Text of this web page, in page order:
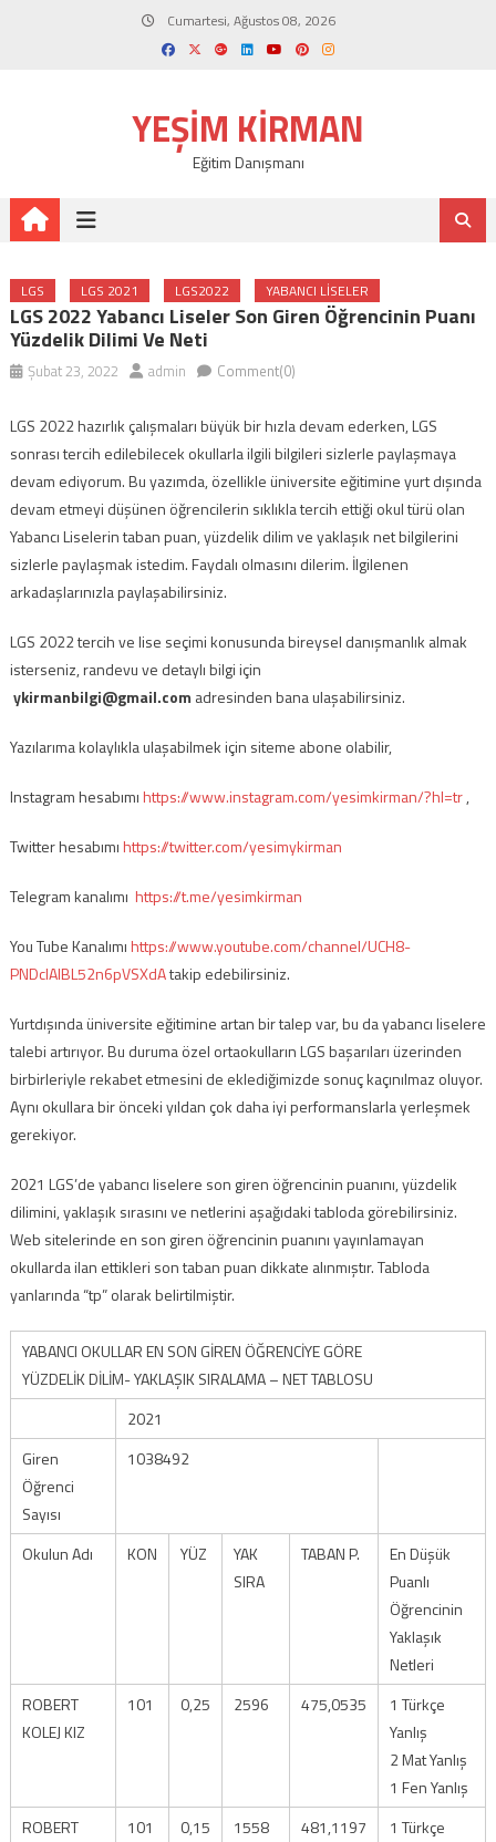
Cumartesi, Ağustos 08, 2026
YEŞIM KIRMAN
Eğitim Danışmanı
LGS LGS 2021 LGS2022 YABANCI LISELER
LGS 2022 Yabancı Liseler Son Giren Öğrencinin Puanı
Yüzdelik Dilimi Ve Neti
Şubat 23, 2022 admin Comment(0)
LGS 2022 hazırlık çalışmaları büyük bir hızla devam ederken, LGS
sonrası tercih edilebilecek okullarla ilgili bilgileri sizlerle paylaşmaya
devam ediyorum. Bu yazımda, özellikle üniversite eğitimine yurt dışında
devam etmeyi düşünen öğrencilerin sıklıkla tercih ettiği okul türü olan
Yabancı Liselerin taban puan, yüzdelik dilim ve yaklaşık net bilgilerini
sizlerle paylaşmak istedim. Faydalı olmasını dilerim. İlgilenen
arkadaşlarınızla paylaşabilirsiniz.
LGS 2022 tercih ve lise seçimi konusunda bireysel danışmanlık almak
isterseniz, randevu ve detaylı bilgi için
ykirmanbilgi@gmail.com adresinden bana ulaşabilirsiniz.
Yazılarıma kolaylıkla ulaşabilmek için siteme abone olabilir,
Instagram hesabımıhttps://www.instagram.com/yesimkirman/?hl=tr,
Twitter hesabımıhttps://twitter.com/yesimykirman
Telegram kanalımı https://t.me/yesimkirman
You Tube Kanalımıhttps://www.youtube.com/channel/UCH8-
PNDcIAlBL52n6pVSXdAtakip edebilirsiniz.
Yurtdışında üniversite eğitimine artan bir talep var, bu da yabancı liselere
talebi artırıyor. Bu duruma özel ortaokulların LGS başarıları üzerinden
birbirleriyle rekabet etmesini de eklediğimizde sonuç kaçınılmaz oluyor.
Aynı okullara bir önceki yıldan çok daha iyi performanslarla yerleşmek
gerekiyor.
2021 LGS’de yabancı liselere son giren öğrencinin puanını, yüzdelik
dilimini, yaklaşık sırasını ve netlerini aşağıdaki tabloda görebilirsiniz.
Web sitelerinde en son giren öğrencinin puanını yayınlamayan
okullarda ilan ettikleri son taban puan dikkate alınmıştır. Tabloda
yanlarında “tp” olarak belirtilmiştir.
YABANCI OKULLAR EN SON GİREN ÖĞRENCİYE GÖRE
YÜZDELİK DİLİM- YAKLAŞIK SIRALAMA – NET TABLOSU
2021
Giren
Öğrenci
Sayısı
1038492
Okulun Adı KON YÜZ
YAK
SIRA
TABAN P.
En Düşük
Puanlı
Öğrencinin
Yaklaşık
Netleri
ROBERT
KOLEJ KIZ
101 0,25 2596 475,0535
1 Türkçe
Yanlış
2 Mat Yanlış
1 Fen Yanlış
ROBERT
101 0,15 1558 481,1197
1 Türkçe